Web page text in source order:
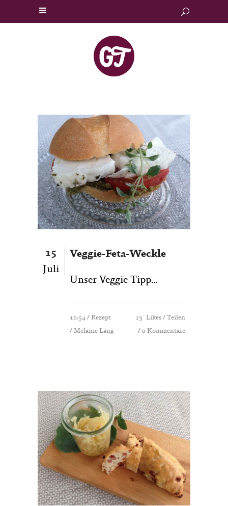
15
Juli
Veggie-Feta-Weckle
Unser Veggie-Tipp...
10:54 / Rezept
/ Melanie Lang
13 Likes
Teilen
0 Kommentare